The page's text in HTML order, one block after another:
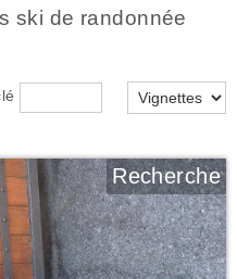
ski de randonnée
Recherche